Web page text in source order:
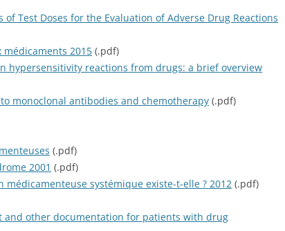
of Test Doses for the Evaluation of Adverse Drug Reactions
2015 (.pdf)
hypersensitivity reactions from drugs: a brief overview
monoclonal antibodies and chemotherapy (.pdf)
(.pdf)
2001 (.pdf)
médicamenteuse systémique existe-t-elle ? 2012 (.pdf)
and other documentation for patients with drug